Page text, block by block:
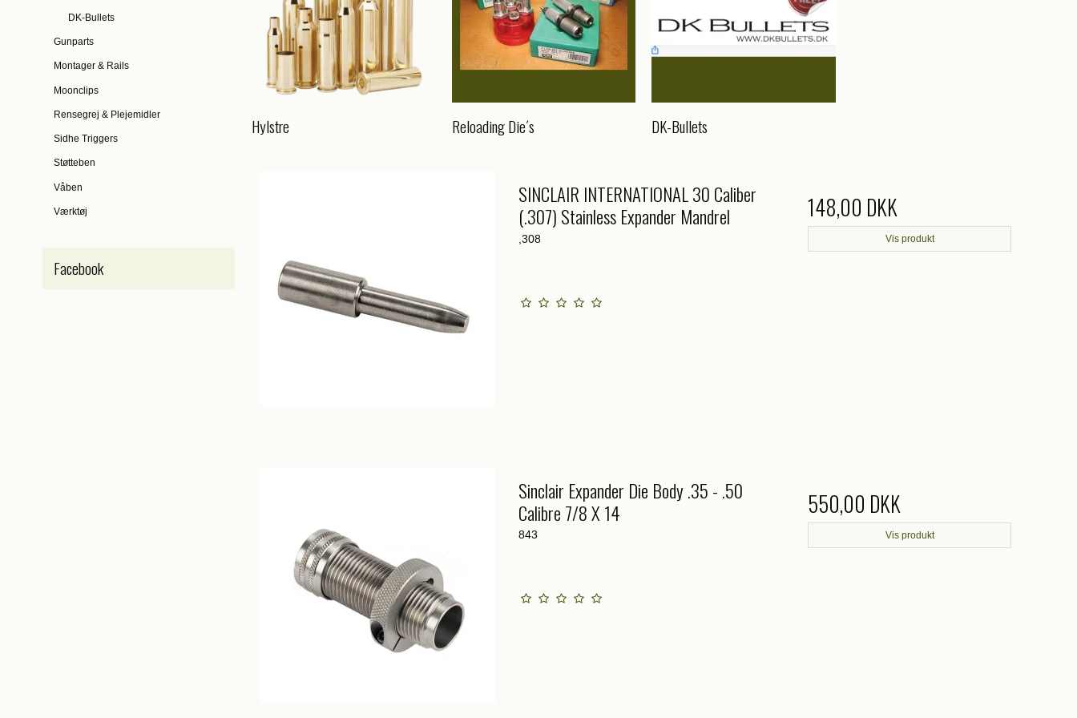
DK-Bullets
Gunparts
Montager & Rails
Moonclips
Rensegrej & Plejemidler
Sidhe Triggers
Støtteben
Våben
Værktøj
Facebook
Hylstre Reloading Die´s DK-Bullets
SINCLAIR INTERNATIONAL 30 Caliber
(.307) Stainless Expander Mandrel
,308
148,00 DKK
Vis produkt
Sinclair Expander Die Body .35 - .50
Calibre 7/8 X 14
843
550,00 DKK
Vis produkt